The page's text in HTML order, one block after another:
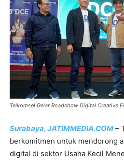
Telkomsel Gelar Roadshow Digital Creative
Surabaya, JATIMMEDIA.COM –
berkomitmen untuk mendorong
digital di sektor Usaha Kecil